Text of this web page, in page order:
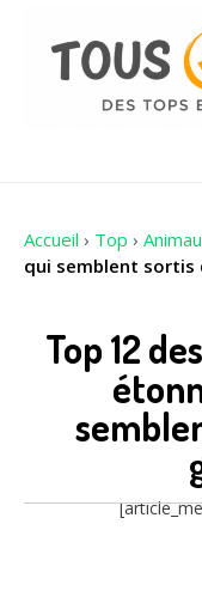
Accueil › Top ›
qui semblent sortis
Top 12